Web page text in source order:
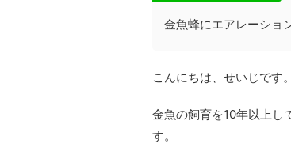
金魚蜂にエアレーショ
こんにちは、せいじです。
金魚の飼育を10年以上し
す。